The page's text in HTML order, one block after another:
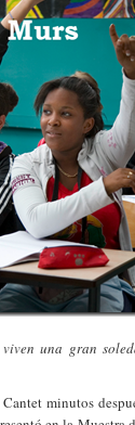
una gran
minutos